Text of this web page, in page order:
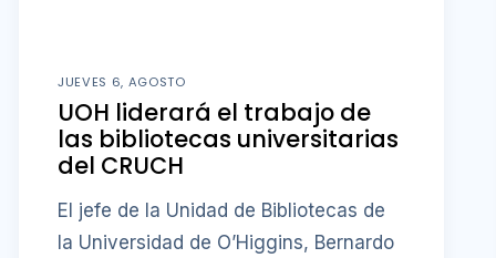
JUEVES 6, AGOSTO
UOH liderará el trabajo de
las bibliotecas universitarias
del CRUCH
El jefe de la Unidad de Bibliotecas de
la Universidad de O’Higgins, Bernardo